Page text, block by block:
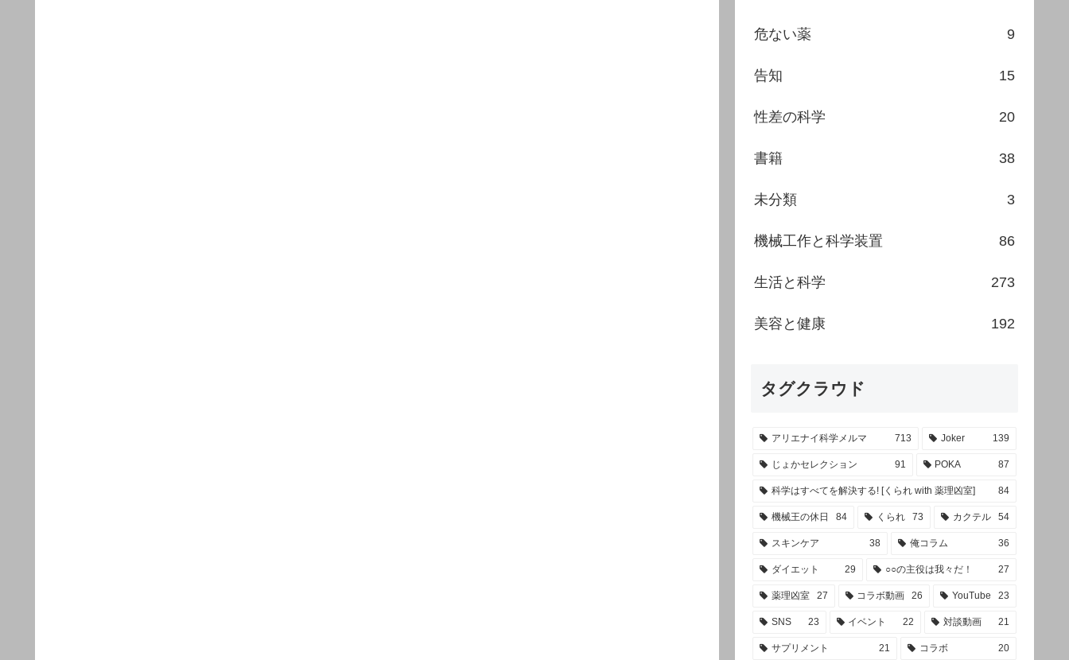
危ない薬 9
告知 15
性差の科学 20
書籍 38
未分類 3
機械工作と科学装置 86
生活と科学 273
美容と健康 192
タグクラウド
アリエナイ科学メルマ 713 Joker 139
じょかセレクション 91 POKA 87
科学はすべてを解決する! [くられ with 薬理凶室] 84
機械王の休日 84 くられ 73 カクテル 54
スキンケア 38 俺コラム 36
ダイエット 29 ○○の主役は我々だ！ 27
薬理凶室 27 コラボ動画 26 YouTube 23
SNS 23 イベント 22 対談動画 21
サプリメント 21 コラボ 20